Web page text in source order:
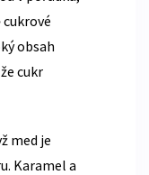
obsah
cukr
med je
Karamel a